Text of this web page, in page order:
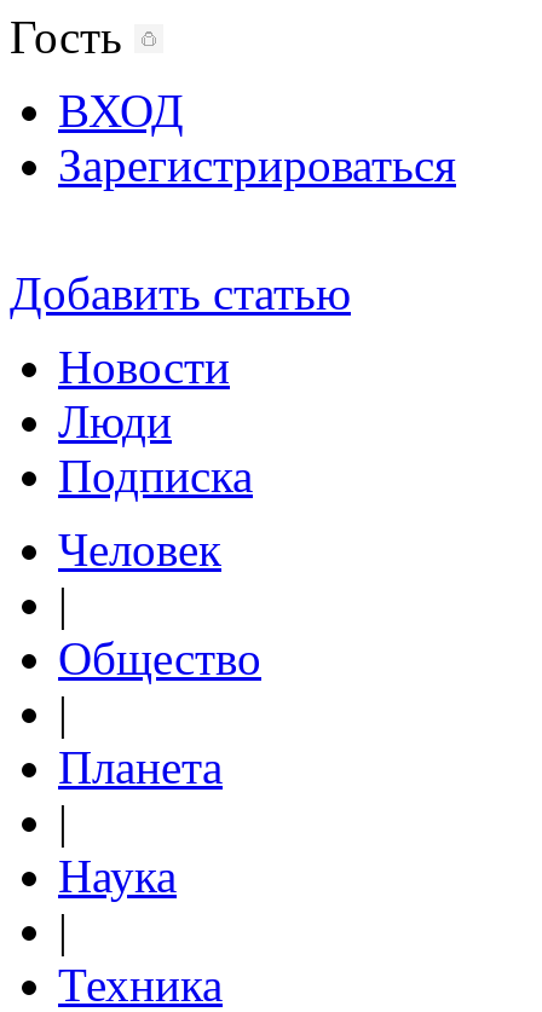
Гость
ВХОД
Зарегистрироваться
Добавить статью
Новости
Люди
Подписка
Человек
|
Общество
|
Планета
|
Наука
|
Техника